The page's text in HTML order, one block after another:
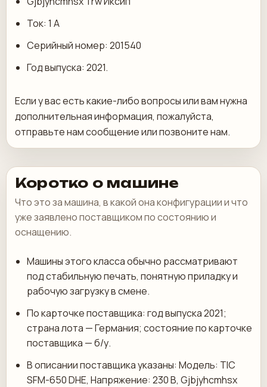
Ток: 1 А
Серийный номер: 201540
Год выпуска: 2021.
Если у вас есть какие-либо вопросы или вам нужна
дополнительная информация, пожалуйста,
отправьте нам сообщение или позвоните нам.
Коротко о машине
Что это за машина, в какой она конфигурации и что
уже заявлено поставщиком по состоянию и
оснащению.
Машины этого класса обычно рассматривают
под стабильную печать, понятную приладку и
рабочую загрузку в смене.
По карточке поставщика: год выпуска 2021;
страна лота — Германия; состояние по карточке
поставщика — б/у.
В описании поставщика указаны: Модель: TIC
SFM-650 DHE, Напряжение: 230 В, Gjbjyhcmhsx